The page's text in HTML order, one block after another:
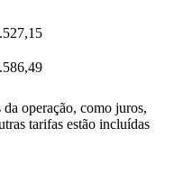
operação, como juros,
tarifas estão incluídas